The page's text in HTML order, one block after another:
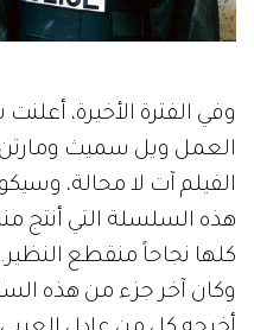
وفي الفترة الأخيرة،
العمل ويل سميث ومارتن
الفيلم آت لا محالة،
كلها نجاحاً منقطع النظير.